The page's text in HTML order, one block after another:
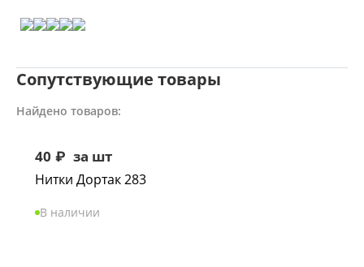
Сопутствующие товары
Найдено товаров:
40 ₽ за шт
Нитки Дортак 283
В наличии